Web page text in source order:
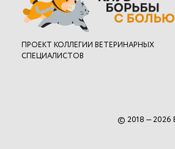
ПРОЕКТ КОЛЛЕГИИ ВЕТЕРИНАРНЫХ
СПЕЦИАЛИСТОВ
© 2018 — 2026